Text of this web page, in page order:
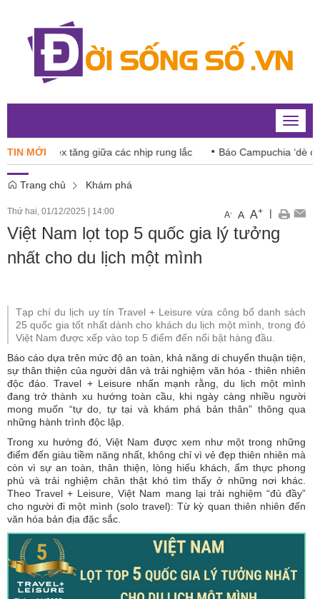
Toggle
TIN MỚI
Index tăng giữa các nhịp rung lắc Báo Campuchia ‘dè
Trang chủ Khám phá
Thứ hai, 01/12/2025 14:00 A- A A+ |
Việt Nam lọt top 5 quốc gia lý tưởng
nhất cho du lịch một mình
Tạp chí du lịch uy tín Travel + Leisure vừa công bố danh sách
25 quốc gia tốt nhất dành cho khách du lịch một mình, trong đó
Việt Nam được xếp vào top 5 điểm đến nổi bật hàng đầu.
Báo cáo dựa trên mức độ an toàn, khả năng di chuyển thuận tiện,
sự thân thiện của người dân và trải nghiệm văn hóa - thiên nhiên
độc đáo. Travel + Leisure nhấn mạnh rằng, du lịch một mình
đang trở thành xu hướng toàn cầu, khi ngày càng nhiều người
mong muốn “tự do, tự tại và khám phá bản thân” thông qua
những hành trình độc lập.
Trong xu hướng đó, Việt Nam được xem như một trong những
điểm đến giàu tiềm năng nhất, không chỉ vì vẻ đẹp thiên nhiên mà
còn vì sự an toàn, thân thiện, lòng hiếu khách, ẩm thực phong
phú và trải nghiệm chân thật khó tìm thấy ở những nơi khác.
Theo Travel + Leisure, Việt Nam mang lại trải nghiệm “đủ đầy”
cho người đi một mình (solo travel): Từ kỳ quan thiên nhiên đến
văn hóa bản địa đặc sắc.